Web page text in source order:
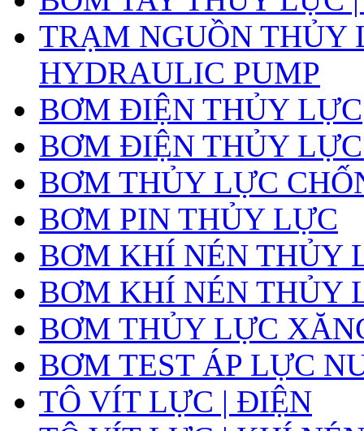
TRẠM NGUỒN THỦY
HYDRAULIC PUMP
BƠM ĐIỆN THỦY LỰC
BƠM ĐIỆN THỦY
BƠM THỦY LỰC
BƠM PIN THỦY LỰC
BƠM KHÍ NÉN THỦY
BƠM KHÍ NÉN THỦY
BƠM THỦY LỰC
BƠM TEST ÁP LỰC
TÔ VÍT LỰC | ĐIỆN